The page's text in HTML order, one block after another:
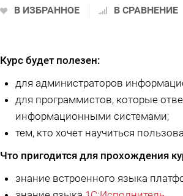
В ИЗБРАННОЕ В СРАВНЕНИЕ
Курс будет полезен:
для администраторов
для программистов, которые
информационными системами;
тем, кто хочет научиться
Что пригодится для прохождения
знание встроенного языка